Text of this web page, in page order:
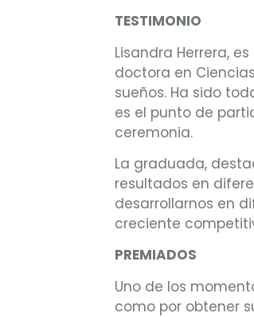
TESTIMONIO
Lisandra Herrera,
doctora en
sueños. Ha sido
es el punto de
ceremonia.
La graduada,
resultados en
desarrollarnos en
creciente
PREMIADOS
Uno de los
como por obtener